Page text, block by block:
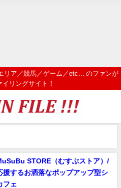
リア／競馬／ゲーム／etc… のファンが
リングサイト！
STORE（むすぶストア）/
援するお洒落なポップアップ型シ
フェ